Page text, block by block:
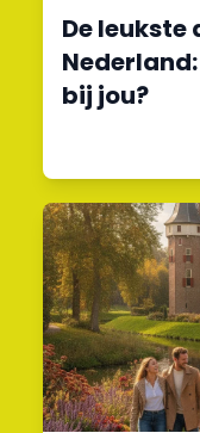
De leukste
bij jou?